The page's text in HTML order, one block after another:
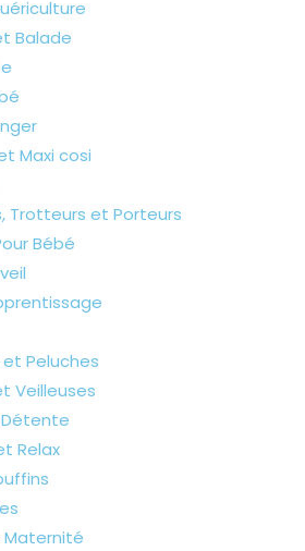
Balade
Maxi cosi
Trotteurs et Porteurs
Bébé
Peluches
Veilleuses
Relax
Maternité